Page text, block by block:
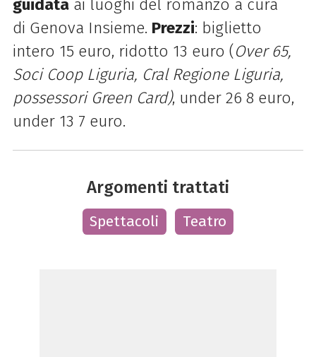
guidataai luoghi del romanzo a cura
di Genova Insieme. Prezzi: biglietto
intero 15 euro, ridotto 13 euro (Over 65,
Soci Coop Liguria, Cral Regione Liguria,
possessori Green Card), under 26 8 euro,
under 13 7 euro.
Argomenti trattati
Spettacoli Teatro